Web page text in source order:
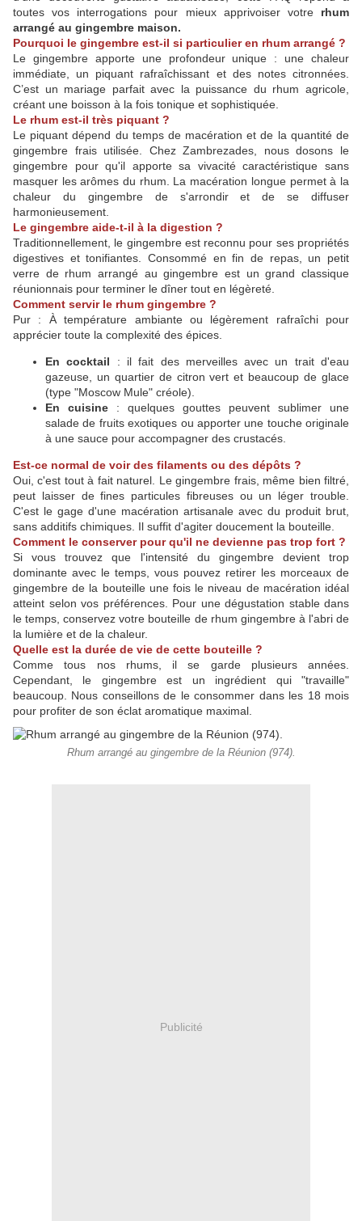
toutes vos interrogations pour mieux apprivoiser votrerhum
arrangé au gingembre maison.
Pourquoi le gingembre est-il si particulier en rhum arrangé ?
Le gingembre apporte une profondeur unique : une chaleur
immédiate, un piquant rafraîchissant et des notes citronnées.
C’est un mariage parfait avec la puissance du rhum agricole,
créant une boisson à la fois tonique et sophistiquée.
Le rhum est-il très piquant ?
Le piquant dépend du temps de macération et de la quantité de
gingembre frais utilisée. Chez Zambrezades, nous dosons le
gingembre pour qu'il apporte sa vivacité caractéristique sans
masquer les arômes du rhum. La macération longue permet à la
chaleur du gingembre de s'arrondir et de se diffuser
harmonieusement.
Le gingembre aide-t-il à la digestion ?
Traditionnellement, le gingembre est reconnu pour ses propriétés
digestives et tonifiantes. Consommé en fin de repas, un petit
verre de rhum arrangé au gingembre est un grand classique
réunionnais pour terminer le dîner tout en légèreté.
Comment servir le rhum gingembre ?
Pur : À température ambiante ou légèrement rafraîchi pour
apprécier toute la complexité des épices.
En cocktail : il fait des merveilles avec un trait d'eau
gazeuse, un quartier de citron vert et beaucoup de glace
(type "Moscow Mule" créole).
En cuisine : quelques gouttes peuvent sublimer une
salade de fruits exotiques ou apporter une touche originale
à une sauce pour accompagner des crustacés.
Est-ce normal de voir des filaments ou des dépôts ?
Oui, c'est tout à fait naturel. Le gingembre frais, même bien filtré,
peut laisser de fines particules fibreuses ou un léger trouble.
C'est le gage d'une macération artisanale avec du produit brut,
sans additifs chimiques. Il suffit d'agiter doucement la bouteille.
Comment le conserver pour qu'il ne devienne pas trop fort ?
Si vous trouvez que l'intensité du gingembre devient trop
dominante avec le temps, vous pouvez retirer les morceaux de
gingembre de la bouteille une fois le niveau de macération idéal
atteint selon vos préférences. Pour une dégustation stable dans
le temps, conservez votre bouteille de rhum gingembre à l'abri de
la lumière et de la chaleur.
Quelle est la durée de vie de cette bouteille ?
Comme tous nos rhums, il se garde plusieurs années.
Cependant, le gingembre est un ingrédient qui "travaille"
beaucoup. Nous conseillons de le consommer dans les 18 mois
pour profiter de son éclat aromatique maximal.
Rhum arrangé au gingembre de la Réunion (974).
Publicité